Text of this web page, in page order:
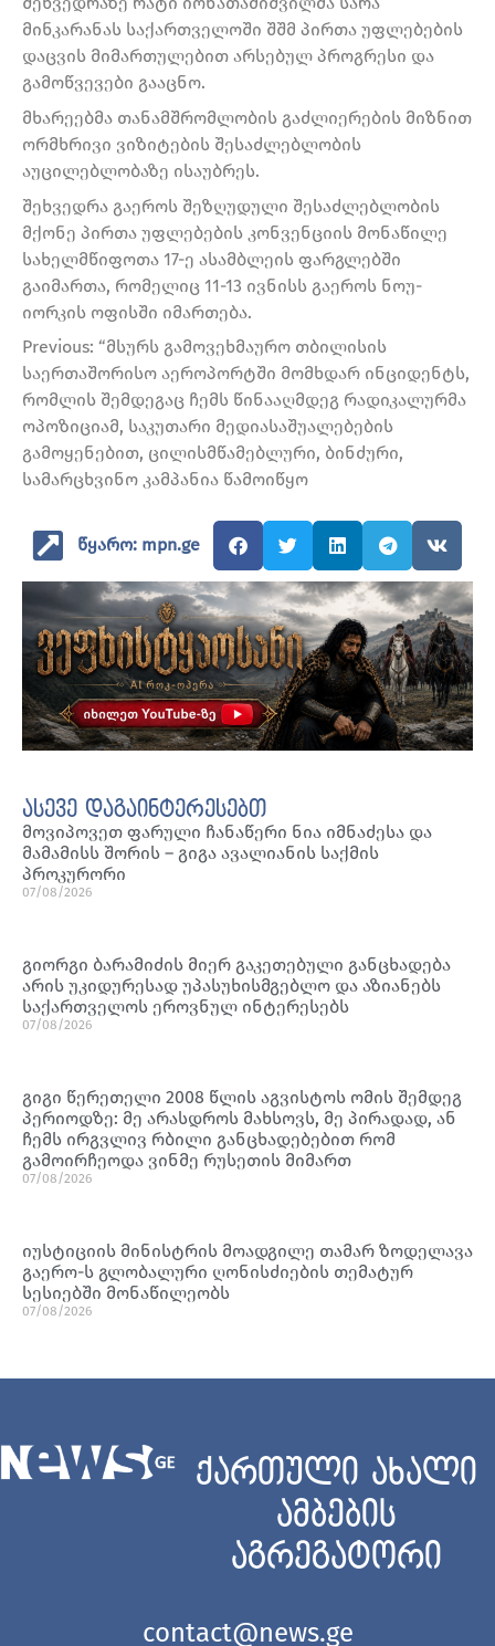
მინკარანას საქართველოში შშმ პირთა უფლებების
დაცვის მიმართულებით არსებულ პროგრესი და
გამოწვევები გააცნო.
მხარეებმა თანამშრომლობის გაძლიერების მიზნით
ორმხრივი ვიზიტების შესაძლებლობის
აუცილებლობაზე ისაუბრეს.
შეხვედრა გაეროს შეზღუდული შესაძლებლობის
მქონე პირთა უფლებების კონვენციის მონაწილე
სახელმწიფოთა 17-ე ასამბლეის ფარგლებში
გაიმართა, რომელიც 11-13 ივნისს გაეროს ნოუ-
იორკის ოფისში იმართება.
Previous: “მსურს გამოვეხმაურო თბილისის
საერთაშორისო აეროპორტში მომხდარ ინციდენტს,
რომლის შემდეგაც ჩემს წინააღმდეგ რადიკალურმა
ოპოზიციამ, საკუთარი მედიასაშუალებების
გამოყენებით, ცილისმწამებლური, ბინძური,
სამარცხვინო კამპანია წამოიწყო
წყარო: mpn.ge
ასევე დაგაინტერესებთ
მოვიპოვეთ ფარული ჩანაწერი ნია იმნაძესა და
მამამისს შორის – გიგა ავალიანის საქმის
პროკურორი
07/08/2026
გიორგი ბარამიძის მიერ გაკეთებული განცხადება
არის უკიდურესად უპასუხისმგებლო და აზიანებს
საქართველოს ეროვნულ ინტერესებს
07/08/2026
გიგი წერეთელი 2008 წლის აგვისტოს ომის შემდეგ
პერიოდზე: მე არასდროს მახსოვს, მე პირადად, ან
ჩემს ირგვლივ რბილი განცხადებებით რომ
გამოირჩეოდა ვინმე რუსეთის მიმართ
07/08/2026
იუსტიციის მინისტრის მოადგილე თამარ ზოდელავა
გაერო-ს გლობალური ღონისძიების თემატურ
სესიებში მონაწილეობს
07/08/2026
ქართული ახალი
ამბების
აგრეგატორი
contact@news.ge